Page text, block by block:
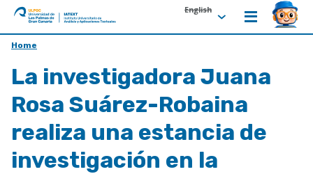
ULPGC
Ir
inicio
de
IATEXT
English
Home
La investigadora Juana
Rosa Suárez-Robaina
realiza una estancia de
investigación en la